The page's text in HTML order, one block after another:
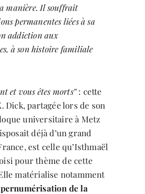
manière. Il souffrait
permanentes liées à sa
addiction aux
à son histoire familiale
et vous êtes morts”: cette
Dick, partagée lors de son
universitaire à Metz
déjà d’un grand
est celle qu’Isthmaël
pour thème de cette
matérialise notamment
de la